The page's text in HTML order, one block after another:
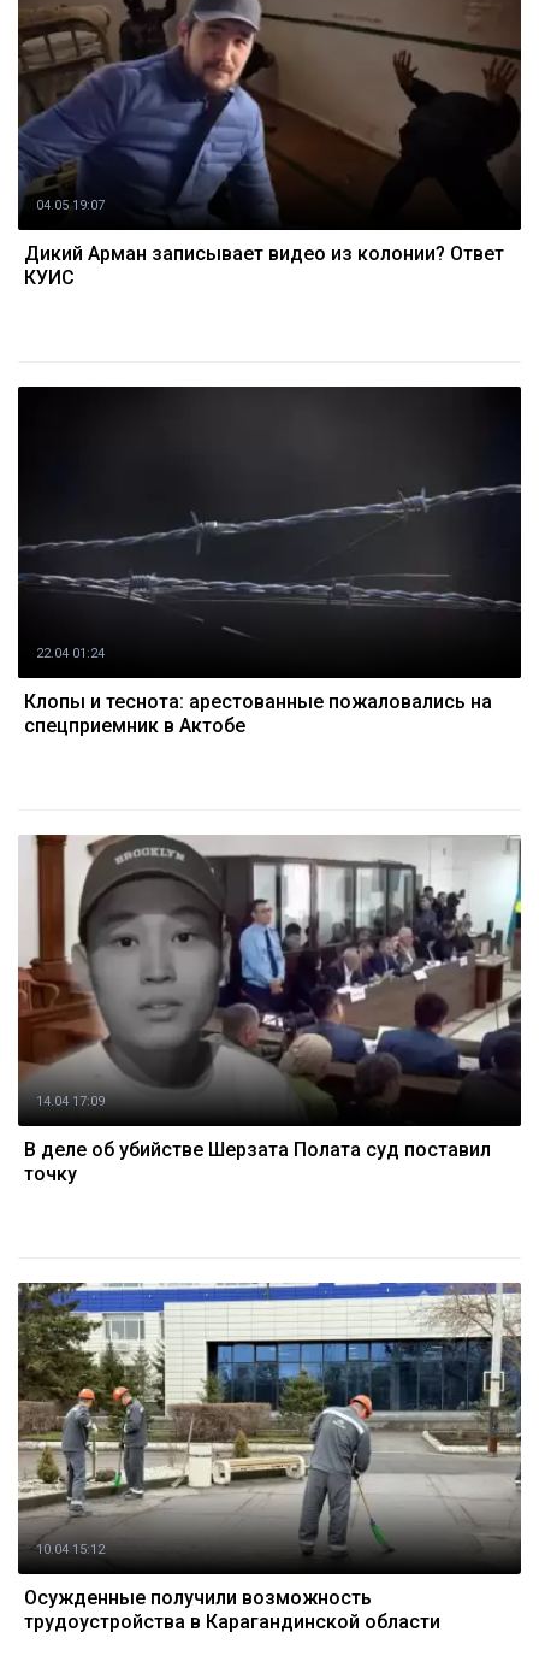
04.05 19:07
Дикий Арман записывает видео из колонии? Ответ
КУИС
22.04 01:24
Клопы и теснота: арестованные пожаловались на
спецприемник в Актобе
14.04 17:09
В деле об убийстве Шерзата Полата суд поставил
точку
10.04 15:12
Осужденные получили возможность
трудоустройства в Карагандинской области